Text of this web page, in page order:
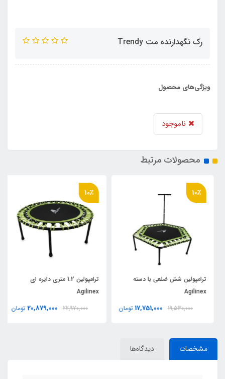
رک نگهدارنده مت Trendy
ویژگی‌های محصول
ناموجود
محصولات مرتبط
ترامپولین شش ضلعی با دسته
Agilinex
19,530,000
10٪
17,751,000 تومان
ترامپولين 1.2 متري دايره اي
Agilinex
22,970,000
10٪
20,879,000 تومان
مشخصات دیدگاه‌ها